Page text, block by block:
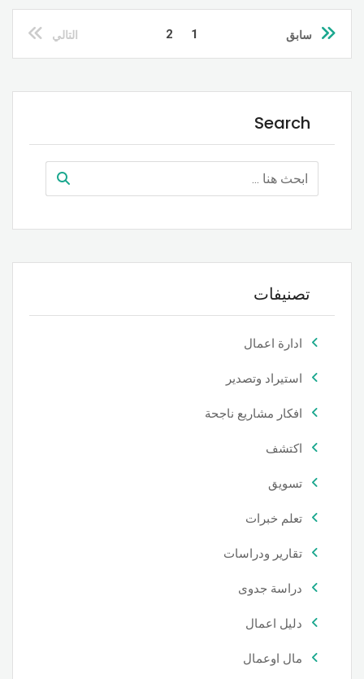
سابق 1
2 التالي
Search
تصنيفات
ادارة اعمال
استيراد وتصدير
افكار مشاريع ناجحة
اكتشف
تسويق
تعلم خبرات
تقارير ودراسات
دراسة جدوى
دليل اعمال
مال اوعمال